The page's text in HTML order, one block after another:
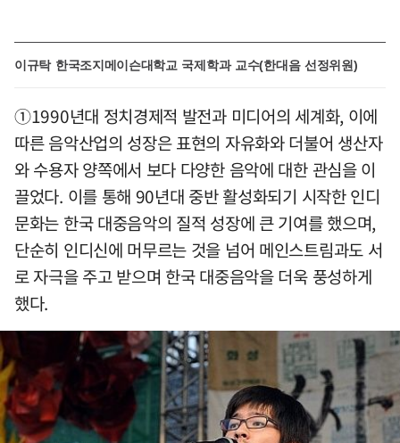
이규탁 한국조지메이슨대학교 국제학과 교수(한대음 선정위원)
①1990년대 정치경제적 발전과 미디어의 세계화, 이에
따른 음악산업의 성장은 표현의 자유화와 더불어 생산자
와 수용자 양쪽에서 보다 다양한 음악에 대한 관심을 이
끌었다. 이를 통해 90년대 중반 활성화되기 시작한 인디
문화는 한국 대중음악의 질적 성장에 큰 기여를 했으며,
단순히 인디신에 머무르는 것을 넘어 메인스트림과도 서
로 자극을 주고 받으며 한국 대중음악을 더욱 풍성하게
했다.